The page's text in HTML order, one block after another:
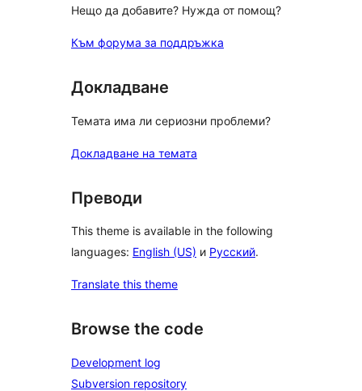
Нещо да добавите? Нужда от помощ?
Към форума за поддръжка
Докладване
Темата има ли сериозни проблеми?
Докладване на темата
Преводи
This theme is available in the following
languages: English (US) и Русский.
Translate this theme
Browse the code
Development log
Subversion repository